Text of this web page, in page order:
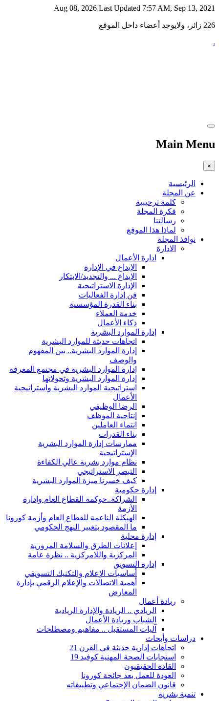
Aug 08, 2026 Last Updated 7:57 AM, Sep 13, 2021
226 زائر، ولايوجد أعضاء داخل الموقع
.
Main Menu
×
الرئيسية
عن المجلة
كلمة ترحيبية
فكرة المجلة
رسالتنا
لماذا هذا الموقع
نوافذ المجلة
الادارة
ادارة الأعمال
الإبداع في الإدارة
الإبداع ... والتجديد/الابتكار
الإدارة الاستراتيجية
فن إدارة الفعاليات
بناء القدرة المؤسسية
خدمة العملاء
ذكاء الأعمال
إدارة الموارد البشرية
اتجاهات حديثة للموارد البشرية
إدارة الموارد البشرية.. بين المفهوم
والوصف
إدارة الموارد البشرية في مجتمع المعرفة
إدارة الموارد البشرية وتحولاتها
استراتيجية الموارد البشرية واستراتيجية
الأعمال
الرضا الوظيفي
إنتاجية الموظف
انتماء العاملين
بناء القدرات
ممارسات إدارة الموارد البشرية
الإستراتيجية
نظام موارد بشرية عالي الكفاءة
التبصر الاستراتيجي
كيف خسرنا ميزة الموارد البشرية
إدارة حكومية
الشراكة..حوكمة القطاع العام وإدارة
الأزمة
الهيكلة الناعمة للقطاع العام وأزمة كورونا
ما المقصود بتغيير النهج الحكومي
إدارة محلية
إعلانات الطرق والسلامة المرورية
المركزية واللامركزية .. نظرة عامة
إدارة التسويق
أساسيات الإعلام والتكنيك التسويقي
أهمية الاتصالات والإعلام الرقمي بإدارة
المعارض
ريادة أعمال
الريادي .. الريادة والإدارة الريادية
الشباب وريادة الأعمال
آليات المستقبل .. مفاهيم ومصطلحات
دراسات وأبحاث
اتجاهات إدارية حديثة في القرن 21
استجابات الصحة المهنية كوفيد 19
القادة الحقيقيون
العودة للعمل بعد جائحة كورونا
قانون الضمان الإجتماعي وتطبيقاته
تنمية بشرية